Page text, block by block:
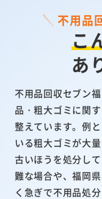
不用品
こ
あ
不用品回収セブン
品・粗大ゴミに関
整えています。例
いる粗大ゴミが大
古いほうを処分し
難な場合や、福岡
く急ぎで不用品処